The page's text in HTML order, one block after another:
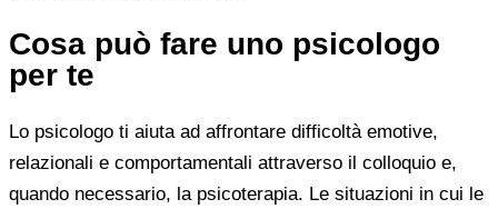
Cosa può fare uno psicologo
per te
Lo psicologo ti aiuta ad affrontare difficoltà emotive,
relazionali e comportamentali attraverso il colloquio e,
quando necessario, la psicoterapia. Le situazioni in cui le